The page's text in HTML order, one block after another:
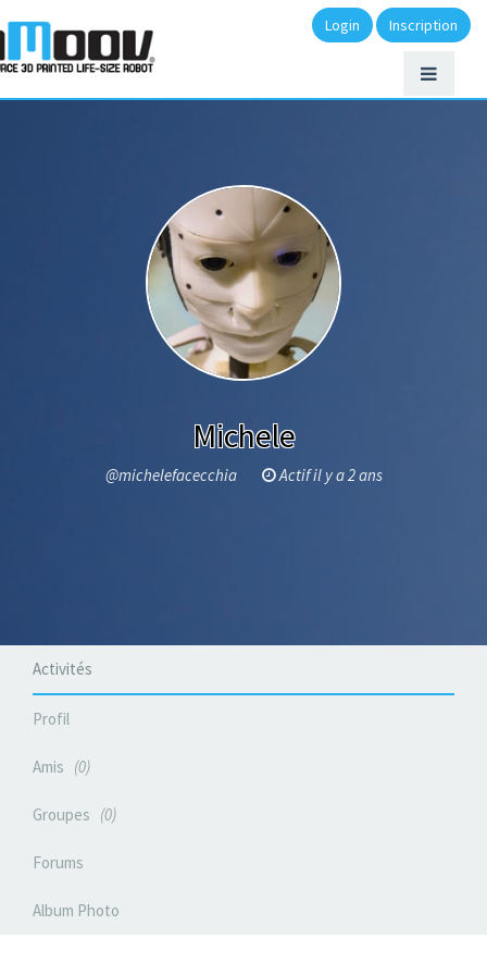
Login Inscription
Michele
@michelefacecchia Actif il y a 2 ans
Activités
Profil
Amis 0
Groupes 0
Forums
Album Photo